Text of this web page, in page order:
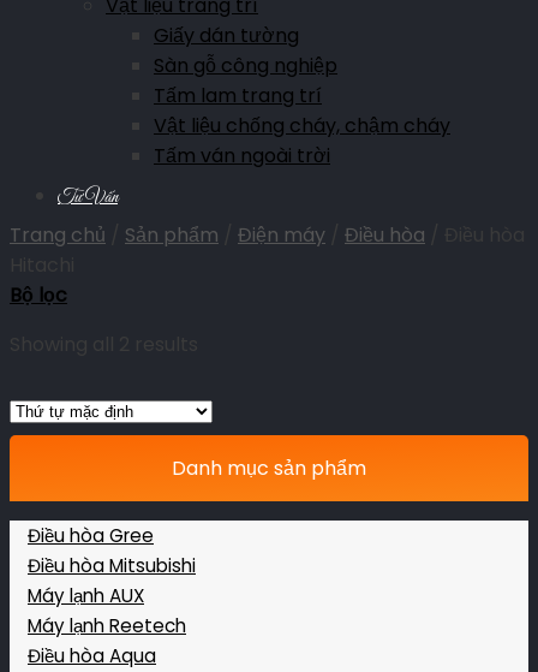
Giấy dán tường
Sàn gỗ công nghiệp
Tấm lam trang trí
Vật liệu chống cháy, chậm cháy
Tấm ván ngoài trời
Tư Vấn
Trang chủ Sản phẩm Điện máy Điều hòa
Điều hòa
Bộ lọc
Showing all 2 results
Danh mục sản phẩm
Điều hòa Gree
Điều hòa Mitsubishi
Máy lạnh AUX
Máy lạnh Reetech
Điều hòa Aqua